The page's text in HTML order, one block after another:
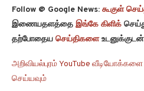
Follow @ Google News: கூகுள்
இணையதளத்தை இங்கே கிளிக்
தற்போதைய செய்திகளை
அறிவியல்புரம் YouTube
செய்யவும்